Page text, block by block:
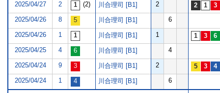
2025/04/27 2 (2) 川合理司 [B1] 2
2025/04/26 8 川合理司 [B1] 6
2025/04/26 1 川合理司 [B1] 1
2025/04/25 4 川合理司 [B1] 4
2025/04/24 9 川合理司 [B1] 2
2025/04/24 1 川合理司 [B1] 6